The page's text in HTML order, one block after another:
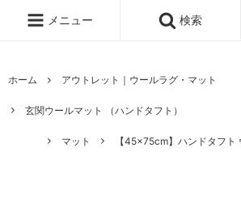
メニュー 検索
ホーム アウトレット｜ウールラグ・マット
玄関ウールマット （ハンドタフト）
マット 【45×75cm】ハンドタフト